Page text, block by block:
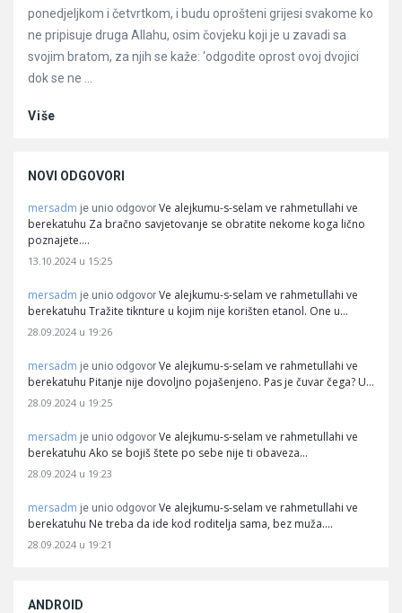
ponedjeljkom i četvrtkom, i budu oprošteni grijesi svakome ko
ne pripisuje druga Allahu, osim čovjeku koji je u zavadi sa
svojim bratom, za njih se kaže: ‘odgodite oprost ovoj dvojici
dok se ne ...
Više
NOVI ODGOVORI
mersadm je unio odgovor Ve alejkumu-s-selam ve rahmetullahi ve
berekatuhu Za bračno savjetovanje se obratite nekome koga lično
poznajete.…
13.10.2024 u 15:25
mersadm je unio odgovor Ve alejkumu-s-selam ve rahmetullahi ve
berekatuhu Tražite tiknture u kojim nije korišten etanol. One u…
28.09.2024 u 19:26
mersadm je unio odgovor Ve alejkumu-s-selam ve rahmetullahi ve
berekatuhu Pitanje nije dovoljno pojašenjeno. Pas je čuvar čega? U…
28.09.2024 u 19:25
mersadm je unio odgovor Ve alejkumu-s-selam ve rahmetullahi ve
berekatuhu Ako se bojiš štete po sebe nije ti obaveza…
28.09.2024 u 19:23
mersadm je unio odgovor Ve alejkumu-s-selam ve rahmetullahi ve
berekatuhu Ne treba da ide kod roditelja sama, bez muža.…
28.09.2024 u 19:21
ANDROID